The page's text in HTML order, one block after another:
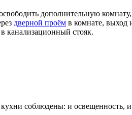
дополнительную комнату,
дверной проём в комнате, выход
канализационный стояк.
соблюдены: и освещенность,